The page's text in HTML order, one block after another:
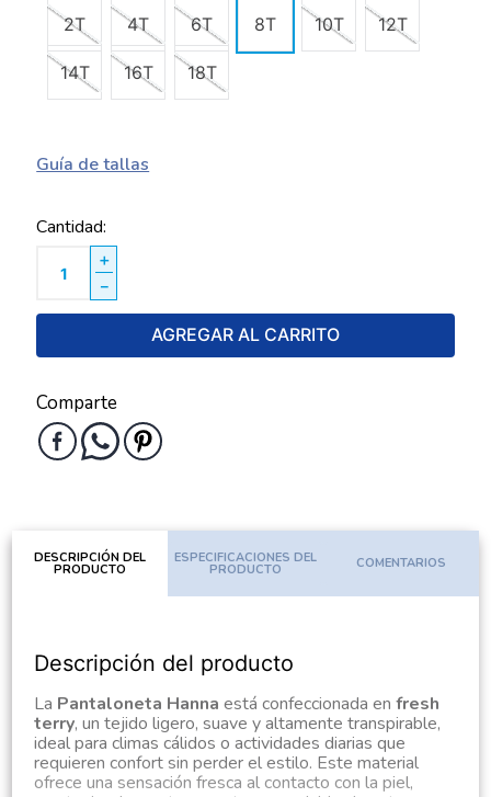
2T 4T 6T 8T 10T 12T
14T 16T 18T
Guía de tallas
Cantidad
＋
－
AGREGAR AL CARRITO
Comparte
DESCRIPCIÓN DEL
PRODUCTO
ESPECIFICACIONES DEL
PRODUCTO COMENTARIOS
Descripción del producto
La Pantaloneta Hanna está confeccionada enfresh
terry, un tejido ligero, suave y altamente transpirable,
ideal para climas cálidos o actividades diarias que
requieren confort sin perder el estilo. Este material
ofrece una sensación fresca al contacto con la piel,